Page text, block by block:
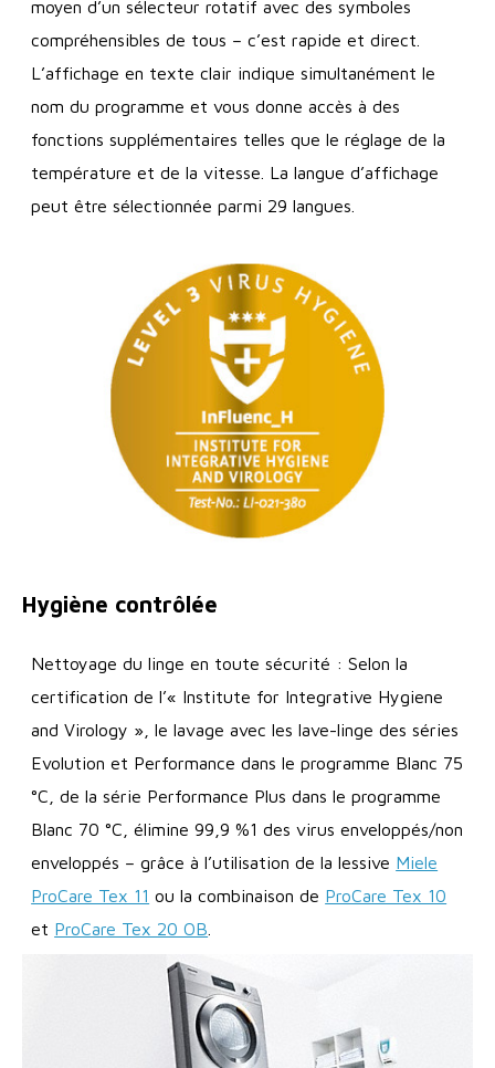
moyen d’un sélecteur rotatif avec des symboles
compréhensibles de tous – c’est rapide et direct.
L’affichage en texte clair indique simultanément le
nom du programme et vous donne accès à des
fonctions supplémentaires telles que le réglage de la
température et de la vitesse. La langue d’affichage
peut être sélectionnée parmi 29 langues.
Hygiène contrôlée
Nettoyage du linge en toute sécurité : Selon la
certification de l’« Institute for Integrative Hygiene
and Virology », le lavage avec les lave-linge des séries
Evolution et Performance dans le programme Blanc 75
°C, de la série Performance Plus dans le programme
Blanc 70 °C, élimine 99,9 %1 des virus enveloppés/non
enveloppés – grâce à l’utilisation de la lessive Miele
ProCare Tex 11 ou la combinaison de ProCare Tex 10
et ProCare Tex 20 OB